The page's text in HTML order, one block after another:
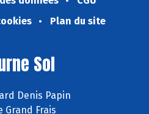
Plan du site
Sol
Denis Papin
Grand Frais